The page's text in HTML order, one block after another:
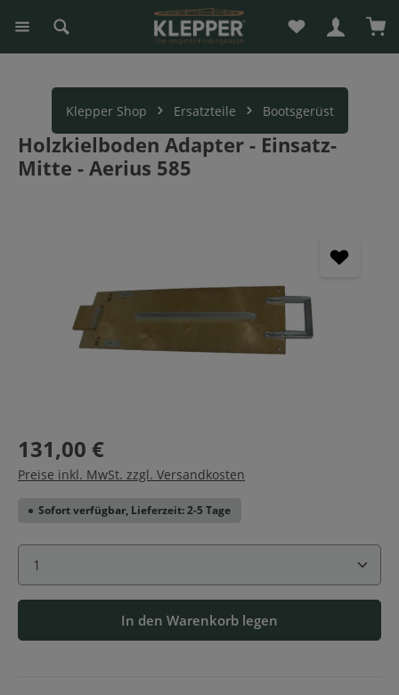
springen Du hast 0
Klepper Shop Ersatzteile Bootsgerüst
Holzkielboden Adapter - Einsatz-
Mitte - Aerius 585
131,00 €
Preise inkl. MwSt. zzgl. Versandkosten
Sofort verfügbar, Lieferzeit: 2-5 Tage
Produkt Anzahl: Gib den gewünschten Wert ein
In den Warenkorb legen